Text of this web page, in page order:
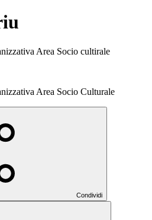
Area Socio cultirale
Area Socio Culturale
Condividi